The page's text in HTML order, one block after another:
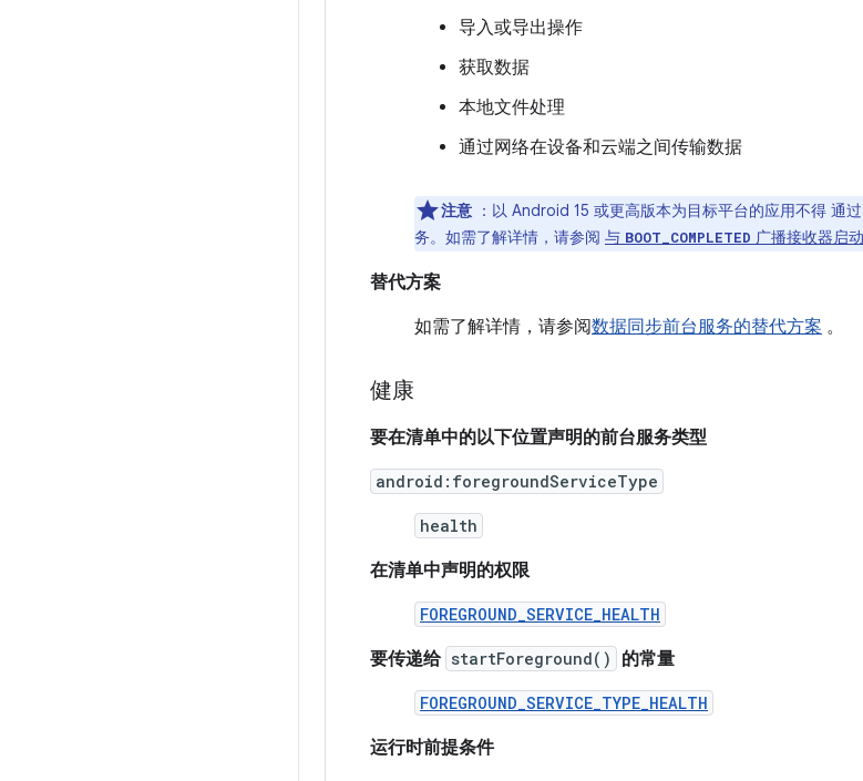
导入或导出操作
获取数据
本地文件处理
通过网络在设备和云端之间传输数据
注意 ：以 Android 15 或更高版本为目标平台的应用不得 通过
务。如需了解详情，请参阅 与 BOOT_COMPLETED 广播接收器启
替代方案
如需了解详情，请参阅数据同步前台服务的替代方案 。
健康
要在清单中的以下位置声明的前台服务类型
android:foregroundServiceType
health
在清单中声明的权限
FOREGROUND_SERVICE_HEALTH
要传递给 startForeground() 的常量
FOREGROUND_SERVICE_TYPE_HEALTH
运行时前提条件